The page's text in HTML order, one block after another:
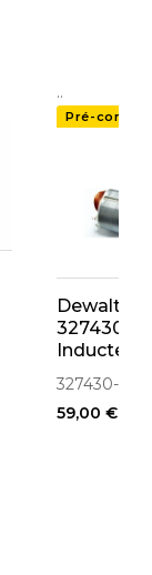
..
Pré-
Dewalt
327430-
Inducteur
Pour
D25500K,
D25600K,
327430-04
59,00 €